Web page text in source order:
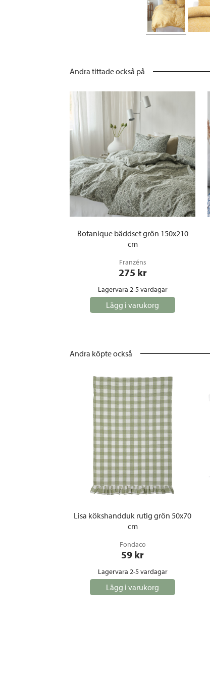
Andra tittade också på
Botanique bäddset grön 150x210
cm
Franzéns
275 kr
Lagervara 2-5 vardagar
Lägg i varukorg
Andra köpte också
Lisa kökshandduk rutig grön 50x70
cm
Fondaco
59 kr
Lagervara 2-5 vardagar
Lägg i varukorg